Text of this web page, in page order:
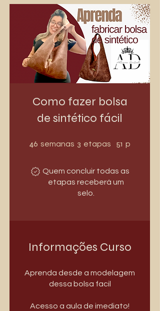
Como fazer bolsa
de sintético fácil
46 semanas 46 semanas
3 etapas 3 etapas
51
Quem concluir todas as
etapas receberá um
selo.
Informações Curso
Aprenda desde a modelagem
dessa bolsa facil
Acesso a aula de imediato!